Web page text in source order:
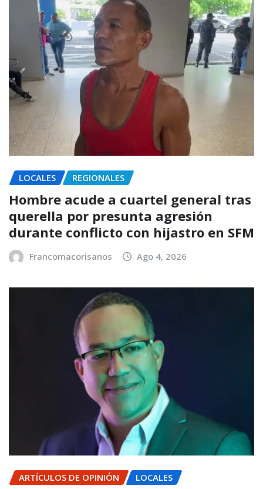
LOCALES REGIONALES
Hombre acude a cuartel general tras
querella por presunta agresión
durante conflicto con hijastro en SFM
Francomacorisanos Ago 4, 2026
ARTÍCULOS DE OPINIÓN LOCALES